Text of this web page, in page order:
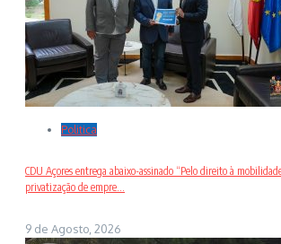
Politica
CDU Açores entrega abaixo-assinado “Pelo direito à
privatização de empre...
9 de Agosto, 2026